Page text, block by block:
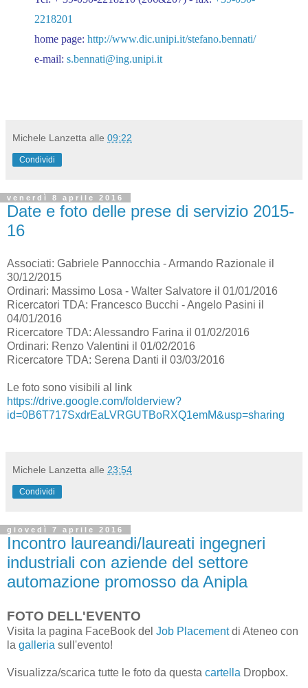
2218201
home page: http://www.dic.unipi.it/stefano.bennati/
e-mail: s.bennati@ing.unipi.it
Michele Lanzetta alle 09:22
Condividi
venerdì 8 aprile 2016
Date e foto delle prese di servizio 2015-
16
Associati: Gabriele Pannocchia​ ​-​ ​Armando Razionale il
30/12/2015
Ordinari: Massimo Losa​ ​-​​​​​ ​Walter Salvatore il 01/01/2016
Ricercatori TDA: Francesco Bucchi​ ​-​ ​Angelo Pasini il
04/01/2016
Ricercatore TDA: Alessandro Farina il 01/02/2016
Ordinari: Renzo Valentini il 01/02/2016
Ricercatore TDA: Serena Danti il 03/03/2016
​Le foto sono visibili al link​
https://drive.google.com/folderview?
id=0B6T717SxdrEaLVRGUTBoRXQ1emM&usp=sharing
Michele Lanzetta alle 23:54
Condividi
giovedì 7 aprile 2016
Incontro laureandi/laureati ingegneri
industriali con aziende del settore
automazione promosso da Anipla
FOTO DELL'EVENTO
Visita la pagina FaceBook del Job Placementdi Ateneo con
la galleria sull'evento!
Visualizza/scarica tutte le foto da questa cartella Dropbox.